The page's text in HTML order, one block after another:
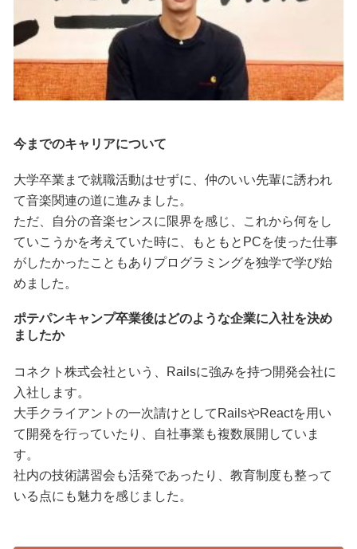
今までのキャリアについて
大学卒業まで就職活動はせずに、仲のいい先輩に誘われ
て音楽関連の道に進みました。
ただ、自分の音楽センスに限界を感じ、これから何をし
ていこうかを考えていた時に、もともとPCを使った仕事
がしたかったこともありプログラミングを独学で学び始
めました。
ポテパンキャンプ卒業後はどのような企業に入社を決め
ましたか
コネクト株式会社という、Railsに強みを持つ開発会社に
入社します。
大手クライアントの一次請けとしてRailsやReactを用い
て開発を行っていたり、自社事業も複数展開していま
す。
社内の技術講習会も活発であったり、教育制度も整って
いる点にも魅力を感じました。